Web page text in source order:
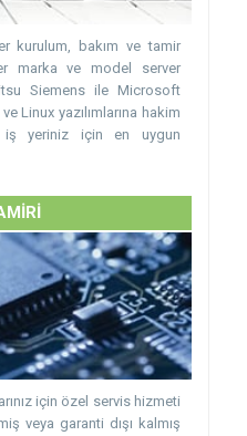
kurulum, bakım ve tamir
marka ve model server
Siemens ile Microsoft
Linux yazılımlarına hakim
iş yeriniz için en uygun
için özel servis hizmeti
veya garanti dışı kalmış